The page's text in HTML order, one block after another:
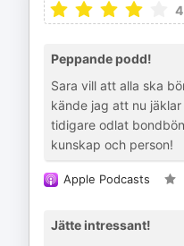
Peppande podd!
Sara vill att alla ska
kände jag att nu
tidigare odlat
kunskap och person!
Apple Podcasts
Jätte intressant!